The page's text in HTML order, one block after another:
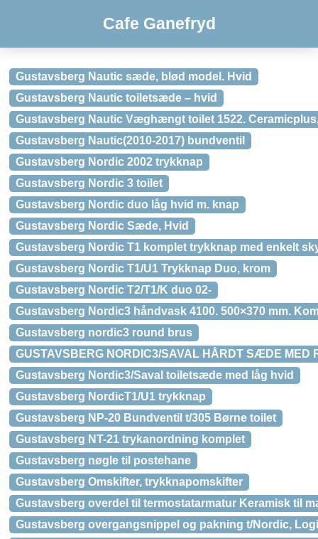
Cafe Ganefryd
Gustavsberg Nautic sæde, blød model. Hvid
Gustavsberg Nautic toiletsæde – hvid
Gustavsberg Nautic Væghængt toilet 1522.
Gustavsberg Nautic(2010-2017) bundventil
Gustavsberg Nordic 2002 trykknap
Gustavsberg Nordic 3 toilet
Gustavsberg Nordic duo låg hvid m. knap
Gustavsberg Nordic Sæde, Hvid
Gustavsberg Nordic T1 komplet trykknap med enkelt
Gustavsberg Nordic T1/U1 Trykknap Duo, krom
Gustavsberg Nordic T2/T1/K duo 02-
Gustavsberg Nordic3 håndvask 4100. 500×370 mm.
Gustavsberg nordic3 round brus
GUSTAVSBERG NORDIC3/SAVAL HÅRDT SÆDE MED
Gustavsberg Nordic3/Saval toiletsæde med låg hvid
Gustavsberg NordicT1/U1 trykknap
Gustavsberg NP-20 Bundventil t/305 Børne toilet
Gustavsberg NT-21 trykanordning komplet
Gustavsberg nøgle til postehane
Gustavsberg Omskifter, trykknapomskifter
Gustavsberg overdel til termostatarmatur Keramisk til
Gustavsberg overgangsnippel og pakning t/Nordic,